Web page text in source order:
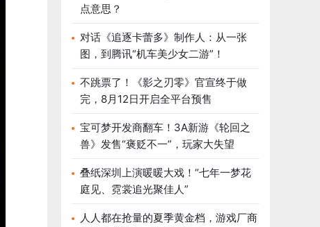
点意思？
对话《追逐卡蕾多》制作人：从一张
图，到腾讯“机车美少女二游”！
不跳票了！《影之刃零》官宣终于做
完，8月12日开启全平台预售
宝可梦开发商翻车！3A新游《轮回之
兽》发售“褒贬不一”，玩家大失望
叠纸深圳上演暖暖大戏！“七年一梦花
庭见、霓裳追光聚佳人”
人人都在抢量的夏季黄金档，游戏厂商